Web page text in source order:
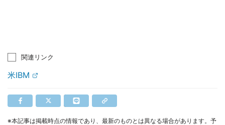
関連リンク
米IBM
※本記事は掲載時点の情報であり、最新のものとは異なる場合があります。予